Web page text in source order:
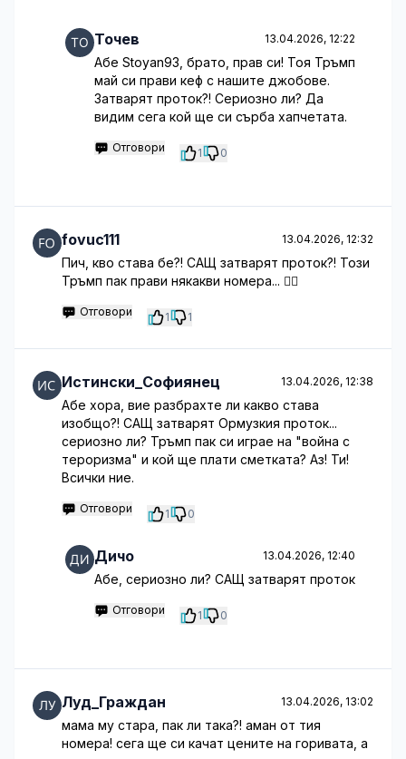
Точев 13.04.2026, 12:22
Абе Stoyan93, брато, прав си! Тоя Тръмп
май си прави кеф с нашите джобове.
Затварят проток?! Сериозно ли? Да
видим сега кой ще си сърба хапчетата.
Отговори 1 0
fovuc111 13.04.2026, 12:32
Пич, кво става бе?! САЩ затварят проток?! Този
Тръмп пак прави някакви номера... 🤦‍♂️
Отговори 1 1
Истински_Софиянец 13.04.2026, 12:38
Абе хора, вие разбрахте ли какво става
изобщо?! САЩ затварят Ормузкия проток...
сериозно ли? Тръмп пак си играе на "война с
тероризма" и кой ще плати сметката? Аз! Ти!
Всички ние.
Отговори 1 0
Дичо 13.04.2026, 12:40
Абе, сериозно ли? САЩ затварят проток
Отговори 1 0
Луд_Граждан 13.04.2026, 13:02
мама му стара, пак ли така?! аман от тия
номера! сега ще си качат цените на горивата, а